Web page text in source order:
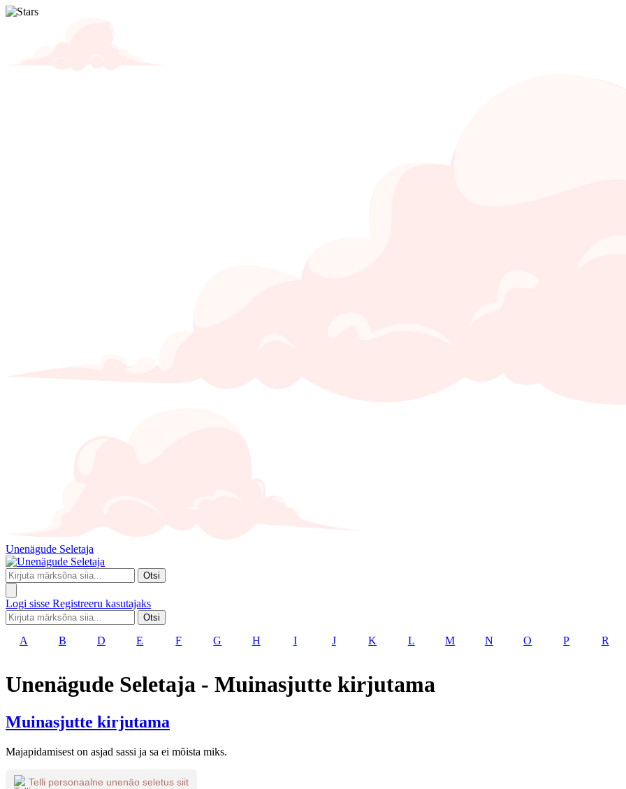
Unenägude Seletaja
Otsi
Logi sisse Registreeru kasutajaks
Otsi
A B D E F G H I J K L M N O P R
Unenägude Seletaja - Muinasjutte kirjutama
Muinasjutte kirjutama
Majapidamisest on asjad sassi ja sa ei mõista miks.
Telli personaalne unenäo seletus siit